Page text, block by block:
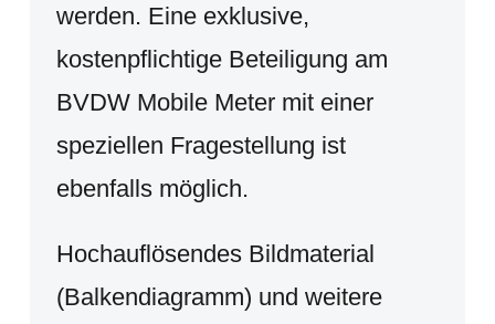
werden. Eine exklusive,
kostenpflichtige Beteiligung am
BVDW Mobile Meter mit einer
speziellen Fragestellung ist
ebenfalls möglich.
Hochauflösendes Bildmaterial
(Balkendiagramm) und weitere